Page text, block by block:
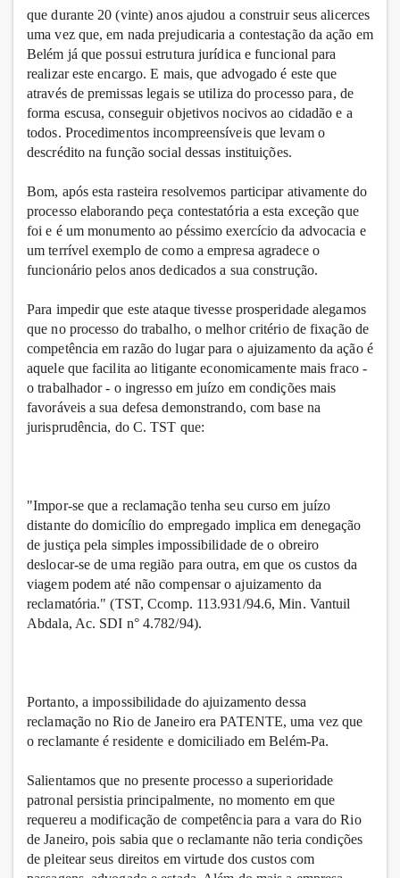
que durante 20 (vinte) anos ajudou a construir seus alicerces
uma vez que, em nada prejudicaria a contestação da ação em
Belém já que possui estrutura jurídica e funcional para
realizar este encargo. E mais, que advogado é este que
através de premissas legais se utiliza do processo para, de
forma escusa, conseguir objetivos nocivos ao cidadão e a
todos. Procedimentos incompreensíveis que levam o
descrédito na função social dessas instituições.
Bom, após esta rasteira resolvemos participar ativamente do
processo elaborando peça contestatória a esta exceção que
foi e é um monumento ao péssimo exercício da advocacia e
um terrível exemplo de como a empresa agradece o
funcionário pelos anos dedicados a sua construção.
Para impedir que este ataque tivesse prosperidade alegamos
que no processo do trabalho, o melhor critério de fixação de
competência em razão do lugar para o ajuizamento da ação é
aquele que facilita ao litigante economicamente mais fraco -
o trabalhador - o ingresso em juízo em condições mais
favoráveis a sua defesa demonstrando, com base na
jurisprudência, do C. TST que:
"Impor-se que a reclamação tenha seu curso em juízo
distante do domicílio do empregado implica em denegação
de justiça pela simples impossibilidade de o obreiro
deslocar-se de uma região para outra, em que os custos da
viagem podem até não compensar o ajuizamento da
reclamatória." (TST, Ccomp. 113.931/94.6, Min. Vantuil
Abdala, Ac. SDI n° 4.782/94).
Portanto, a impossibilidade do ajuizamento dessa
reclamação no Rio de Janeiro era PATENTE, uma vez que
o reclamante é residente e domiciliado em Belém-Pa.
Salientamos que no presente processo a superioridade
patronal persistia principalmente, no momento em que
requereu a modificação de competência para a vara do Rio
de Janeiro, pois sabia que o reclamante não teria condições
de pleitear seus direitos em virtude dos custos com